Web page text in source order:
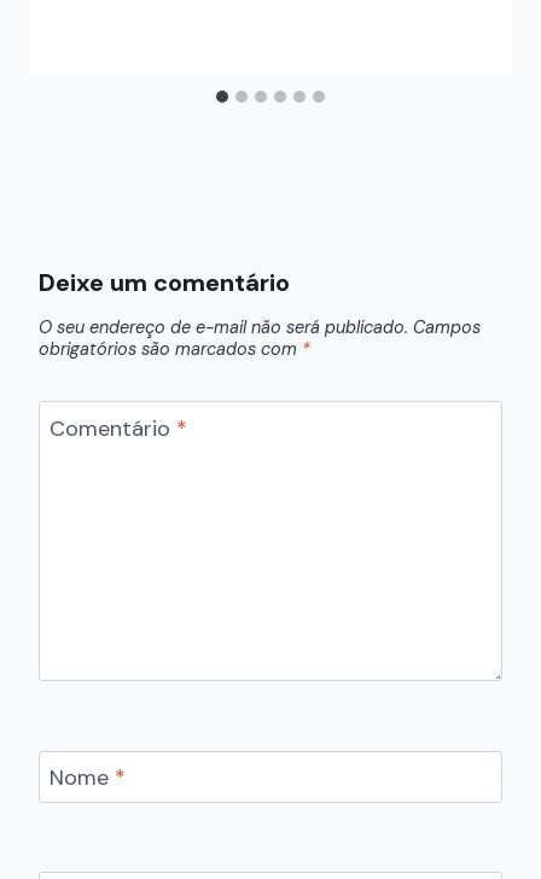
Deixe um comentário
O seu endereço de e-mail não será publicado. Campos
obrigatórios são marcados com *
Comentário *
Nome *